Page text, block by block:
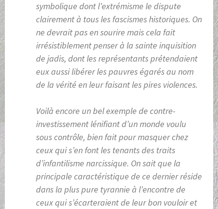
symbolique dont l’extrémisme le dispute
clairement à tous les fascismes historiques. On
ne devrait pas en sourire mais cela fait
irrésistiblement penser à la sainte inquisition
de jadis, dont les représentants prétendaient
eux aussi libérer les pauvres égarés au nom
de la vérité en leur faisant les pires violences.
Voilà encore un bel exemple de contre-
investissement lénifiant d’un monde voulu
sous contrôle, bien fait pour masquer chez
ceux qui s’en font les tenants des traits
d’infantilisme narcissique. On sait que la
principale caractéristique de ce dernier réside
dans la plus pure tyrannie à l’encontre de
ceux qui s’écarteraient de leur bon vouloir et